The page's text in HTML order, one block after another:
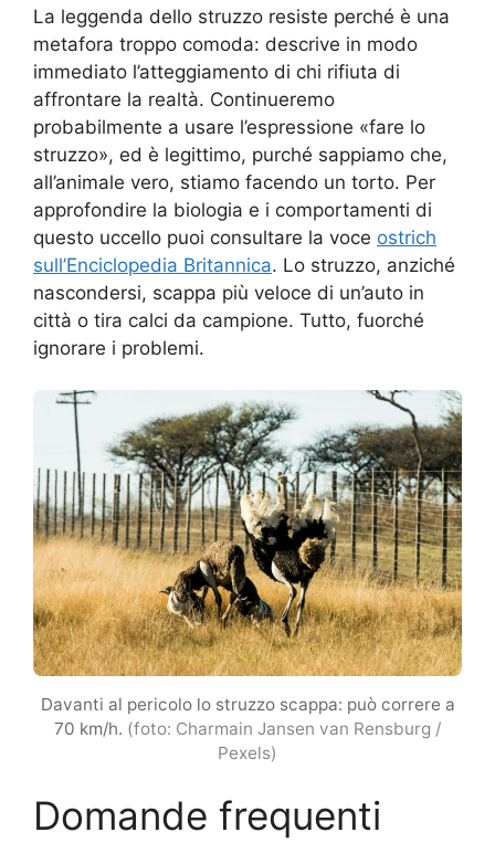
La leggenda dello struzzo resiste perché è una
metafora troppo comoda: descrive in modo
immediato l’atteggiamento di chi rifiuta di
affrontare la realtà. Continueremo
probabilmente a usare l’espressione «fare lo
struzzo», ed è legittimo, purché sappiamo che,
all’animale vero, stiamo facendo un torto. Per
approfondire la biologia e i comportamenti di
questo uccello puoi consultare la voce ostrich
sull’Enciclopedia Britannica. Lo struzzo, anziché
nascondersi, scappa più veloce di un’auto in
città o tira calci da campione. Tutto, fuorché
ignorare i problemi.
Davanti al pericolo lo struzzo scappa: può correre a
70 km/h. (foto: Charmain Jansen van Rensburg /
Pexels)
Domande frequenti